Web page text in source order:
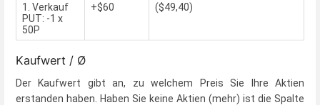
1. Verkauf
PUT: -1 x
50P
+$60 ($49,40)
Kaufwert / Ø
Der Kaufwert gibt an, zu welchem Preis Sie Ihre Aktien
erstanden haben. Haben Sie keine Aktien (mehr) ist die Spalte